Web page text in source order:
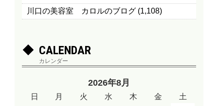
川口の美容室 カロルのブログ (1,108)
CALENDAR
カレンダー
2026年8月
日 月 火 水 木 金
土